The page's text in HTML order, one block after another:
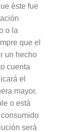
éste fue
o la
que el
un hecho
cuenta
el
mayor.
o está
será